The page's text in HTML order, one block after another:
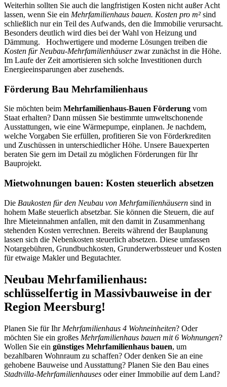
Weiterhin sollten Sie auch die langfristigen Kosten nicht außer Acht
lassen, wenn Sie ein Mehrfamilienhaus bauen. Kosten pro m² sind
schließlich nur ein Teil des Aufwands, den die Immobilie verursacht.
Besonders deutlich wird dies bei der Wahl von Heizung und
Dämmung. Hochwertigere und moderne Lösungen treiben die
Kosten für Neubau-Mehrfamilienhäuserzwar zunächst in die Höhe.
Im Laufe der Zeit amortisieren sich solche Investitionen durch
Energieeinsparungen aber zusehends.
Förderung Bau Mehrfamilienhaus
Sie möchten beim Mehrfamilienhaus-Bauen Förderung vom
Staat erhalten? Dann müssen Sie bestimmte umweltschonende
Ausstattungen, wie eine Wärmepumpe, einplanen. Je nachdem,
welche Vorgaben Sie erfüllen, profitieren Sie von Förderkrediten
und Zuschüssen in unterschiedlicher Höhe. Unsere Bauexperten
beraten Sie gern im Detail zu möglichen Förderungen für Ihr
Bauprojekt.
Mietwohnungen bauen: Kosten steuerlich absetzen
Die Baukosten für den Neubau von Mehrfamilienhäusern sind in
hohem Maße steuerlich absetzbar. Sie können die Steuern, die auf
Ihre Mieteinnahmen anfallen, mit den damit in Zusammenhang
stehenden Kosten verrechnen. Bereits während der Bauplanung
lassen sich die Nebenkosten steuerlich absetzen. Diese umfassen
Notargebühren, Grundbuchkosten, Grunderwerbssteuer und Kosten
für etwaige Makler und Begutachter.
Neubau Mehrfamilienhaus:
schlüsselfertig in Massivbauweise in der
Region Meersburg!
Planen Sie für Ihr Mehrfamilienhaus 4 Wohneinheiten? Oder
möchten Sie ein großes Mehrfamilienhaus bauen mit 6 Wohnungen?
Wollen Sie ein günstiges Mehrfamilienhaus bauen, um
bezahlbaren Wohnraum zu schaffen? Oder denken Sie an eine
gehobene Bauweise und Ausstattung? Planen Sie den Bau eines
Stadtvilla-Mehrfamilienhauses oder einer Immobilie auf dem Land?